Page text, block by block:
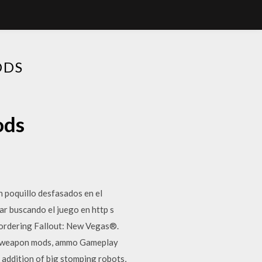
poquillo desfasados en el
buscando el juego en http s
Fallout: New Vegas®.
mods, ammo Gameplay
addition of big stomping robots,